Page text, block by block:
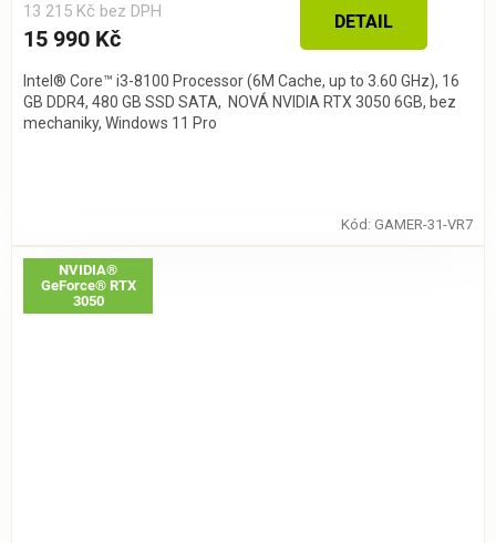
13 215 Kč bez DPH
15 990 Kč
DETAIL
Intel® Core™ i3-8100 Processor (6M Cache, up to 3.60 GHz), 16
GB DDR4, 480 GB SSD SATA, NOVÁ NVIDIA RTX 3050 6GB, bez
mechaniky, Windows 11 Pro
Kód: GAMER-31-VR7
NVIDIA®
GeForce® RTX
3050